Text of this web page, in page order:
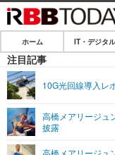
ホーム
IT・デジタル
SPEED TEST
エンタメ
ホーム IT・デジタ
注目記事
10G光回線導入レ
高橋メアリージュ
披露
高橋メアリージュ